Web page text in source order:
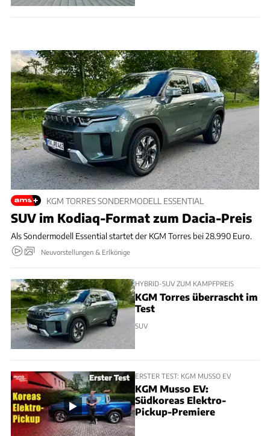
KGM TORRES SONDERMODELL ESSENTIAL
SUV im Kodiaq-Format zum Dacia-Preis
Als Sondermodell Essential startet der KGM Torres bei 28.990 Euro.
Neuvorstellungen & Erlkönige
HYBRID-SUV ZUM KAMPFPREIS
KGM Torres überrascht im
Test
SUV
ERSTER TEST: KGM MUSSO EV
KGM Musso EV:
Südkoreas Elektro-
Pickup-Premiere